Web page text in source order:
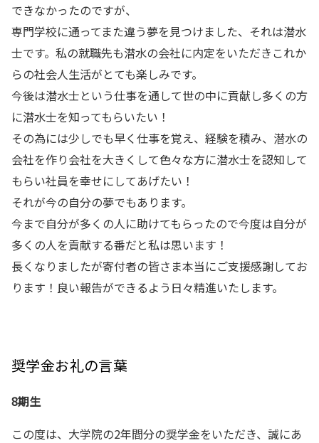
できなかったのですが、
専門学校に通ってまた違う夢を見つけました、それは潜水
士です。私の就職先も潜水の会社に内定をいただきこれか
らの社会人生活がとても楽しみです。
今後は潜水士という仕事を通して世の中に貢献し多くの方
に潜水士を知ってもらいたい！
その為には少しでも早く仕事を覚え、経験を積み、潜水の
会社を作り会社を大きくして色々な方に潜水士を認知して
もらい社員を幸せにしてあげたい！
それが今の自分の夢でもあります。
今まで自分が多くの人に助けてもらったので今度は自分が
多くの人を貢献する番だと私は思います！
長くなりましたが寄付者の皆さま本当にご支援感謝してお
ります！良い報告ができるよう日々精進いたします。
奨学金お礼の言葉
8期生
この度は、大学院の2年間分の奨学金をいただき、誠にあ